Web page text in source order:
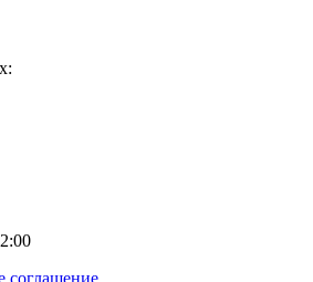
соглашение